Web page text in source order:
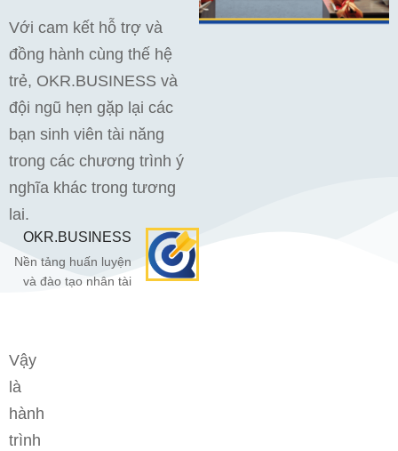
Với cam kết hỗ trợ và
đồng hành cùng thế hệ
trẻ, OKR.BUSINESS và
đội ngũ hẹn gặp lại các
bạn sinh viên tài năng
trong các chương trình ý
nghĩa khác trong tương
lai.
OKR.BUSINESS
Nền tảng huấn luyện
và đào tạo nhân tài
Vậy
là
hành
trình